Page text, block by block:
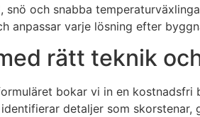
snö och snabba
anpassar varje lösning efter
rätt teknik
bokar vi in en
detaljer som